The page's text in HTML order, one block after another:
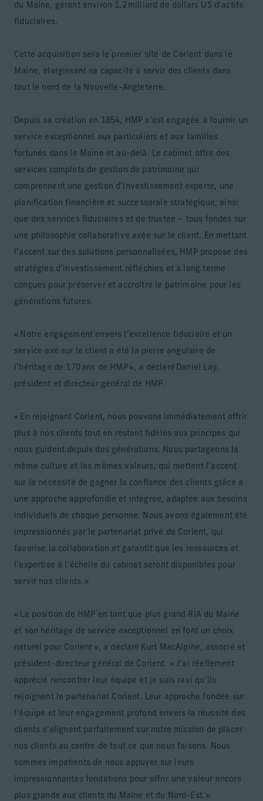
du Maine, gérant environ 1,2 milliard de dollars US d’actifs
fiduciaires.
Cette acquisition sera le premier site de Corient dans le
Maine, élargissant sa capacité à servir des clients dans
tout le nord de la Nouvelle-Angleterre.
Depuis sa création en 1854, HMP s’est engagée à fournir un
service exceptionnel aux particuliers et aux familles
fortunés dans le Maine et au-delà. Le cabinet offre des
services complets de gestion de patrimoine qui
comprennent une gestion d’investissement experte, une
planification financière et successorale stratégique, ainsi
que des services fiduciaires et de trustee – tous fondés sur
une philosophie collaborative axée sur le client. En mettant
l’accent sur des solutions personnalisées, HMP propose des
stratégies d’investissement réfléchies et à long terme
conçues pour préserver et accroître le patrimoine pour les
générations futures.
« Notre engagement envers l’excellence fiduciaire et un
service axé sur le client a été la pierre angulaire de
l’héritage de 170 ans de HMP », a déclaré Daniel Lay,
président et directeur général de HMP.
« En rejoignant Corient, nous pouvons immédiatement offrir
plus à nos clients tout en restant fidèles aux principes qui
nous guident depuis des générations. Nous partageons la
même culture et les mêmes valeurs, qui mettent l’accent
sur la nécessité de gagner la confiance des clients grâce à
une approche approfondie et intégrée, adaptée aux besoins
individuels de chaque personne. Nous avons également été
impressionnés par le partenariat privé de Corient, qui
favorise la collaboration et garantit que les ressources et
l’expertise à l’échelle du cabinet seront disponibles pour
servir nos clients. »
« La position de HMP en tant que plus grand RIA du Maine
et son héritage de service exceptionnel en font un choix
naturel pour Corient », a déclaré Kurt MacAlpine, associé et
président-directeur général de Corient. « J’ai réellement
apprécié rencontrer leur équipe et je suis ravi qu’ils
rejoignent le partenariat Corient. Leur approche fondée sur
l’équipe et leur engagement profond envers la réussite des
clients s’alignent parfaitement sur notre mission de placer
nos clients au centre de tout ce que nous faisons. Nous
sommes impatients de nous appuyer sur leurs
impressionnantes fondations pour offrir une valeur encore
plus grande aux clients du Maine et du Nord-Est. »